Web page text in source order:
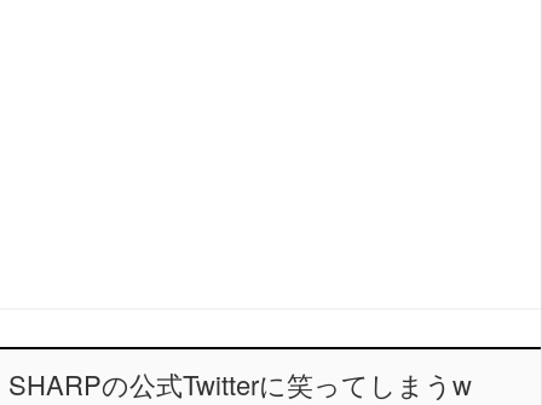
SHARPの公式Twitterに笑ってしまうw